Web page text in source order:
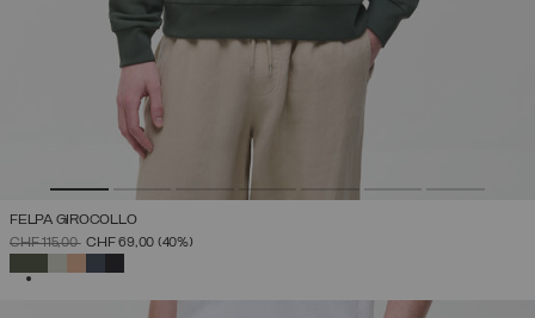
FELPA GIROCOLLO
PREZZO RIDOTTO DA
CHF 115,00ACHF 69,00 (40%)